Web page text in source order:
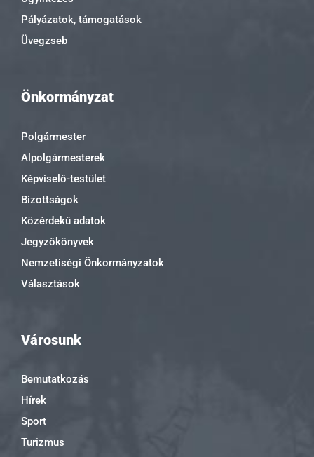
Pályázatok, támogatások
Üvegzseb
Önkormányzat
Polgármester
Alpolgármesterek
Képviselő-testület
Bizottságok
Közérdekű adatok
Jegyzőkönyvek
Nemzetiségi Önkormányzatok
Választások
Városunk
Bemutatkozás
Hírek
Sport
Turizmus